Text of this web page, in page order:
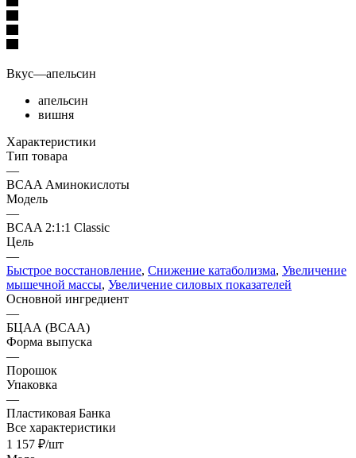
Вкус—апельсин
апельсин
вишня
Характеристики
Тип товара
—
BCAA Аминокислоты
Модель
—
BCAA 2:1:1 Classic
Цель
—
Быстрое восстановление, Снижение катаболизма, Увеличение
мышечной массы, Увеличение силовых показателей
Основной ингредиент
—
БЦАА (BCAA)
Форма выпуска
—
Порошок
Упаковка
—
Пластиковая Банка
Все характеристики
1 157 ₽/шт